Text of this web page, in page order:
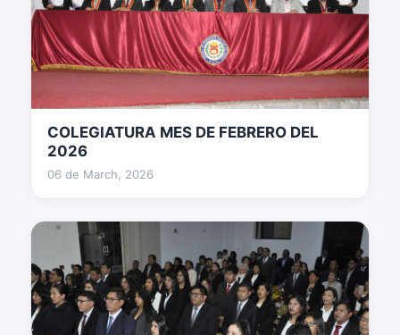
13 fotos
COLEGIATURA MES DE FEBRERO DEL
2026
06 de March, 2026